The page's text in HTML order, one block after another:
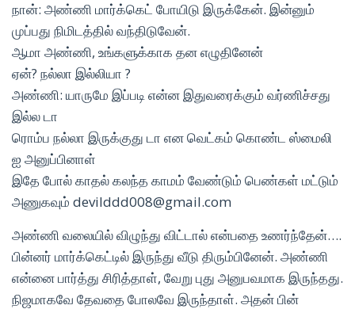
நான்: அண்ணி மார்க்கெட் போயிடு இருக்கேன். இன்னும்
முப்பது நிமிடத்தில் வந்திடுவேன்.
ஆமா அண்ணி, உங்களுக்காக தன எழுதினேன்
ஏன்? நல்லா இல்லியா ?
அண்ணி: யாருமே இப்படி என்ன இதுவரைக்கும் வர்ணிச்சது
இல்ல டா
ரொம்ப நல்லா இருக்குது டா என வெட்கம் கொண்ட ஸ்மைலி
ஐ அனுப்பினாள்
இதே போல் காதல் கலந்த காமம் வேண்டும் பெண்கள் மட்டும்
அணுகவும் devilddd008@gmail.com
அண்ணி வலையில் விழுந்து விட்டால் என்பதை உணர்ந்தேன்….
பின்னர் மார்க்கெட்டில் இருந்து வீடு திரும்பினேன். அண்ணி
என்னை பார்த்து சிரித்தாள், வேறு புது அனுபவமாக இருந்தது.
நிஜமாகவே தேவதை போலவே இருந்தாள். அதன் பின்